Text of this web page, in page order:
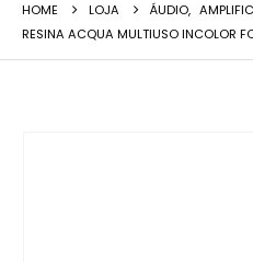
HOME LOJA ÁUDIO,
RESINA ACQUA MULTIUSO INCOLOR